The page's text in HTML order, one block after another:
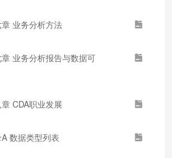
业务分析方法
业务分析报告与数据可
CDA职业发展
数据类型列表